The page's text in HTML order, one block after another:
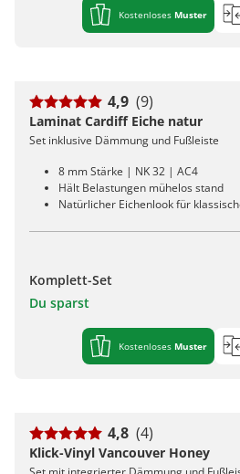
Kostenloses Muster
4,9 (9)
Laminat Cardiff Eiche natur
Set inklusive Dämmung und Fußleiste
8 mm Stärke | NK 32 | AC4
Hält Belastungen mühelos stand
Natürlicher Eichenlook für
Komplett-Set
Du sparst
Kostenloses Muster
4,8 (4)
Klick-Vinyl Vancouver Honey